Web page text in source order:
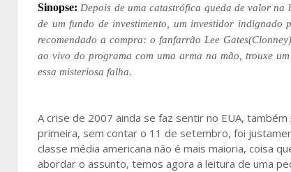
Sinopse: Depois de uma catastrófica queda de valor na
de um fundo de investimento, um investidor
recomendado a compra: o fanfarrão Lee
ao vivo do programa com uma arma na mão, trouxe
essa misteriosa falha.
A crise de 2007 ainda se faz sentir no EUA,
primeira, sem contar o 11 de setembro, foi
classe média americana não é mais maioria, coisa
abordar o assunto, temos agora a leitura de uma